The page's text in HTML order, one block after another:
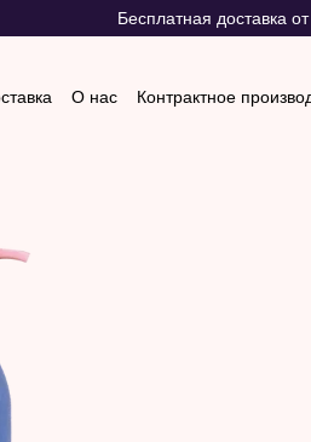
Бесплатная доставка от
О нас Контрактное